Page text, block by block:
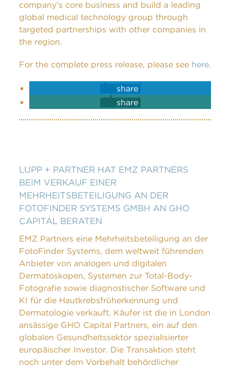
company’s core business and build a leading
global medical technology group through
targeted partnerships with other companies in
the region.
For the complete press release, please see here.
share
share
LUPP + PARTNER HAT EMZ PARTNERS
BEIM VERKAUF EINER
MEHRHEITSBETEILIGUNG AN DER
FOTOFINDER SYSTEMS GMBH AN GHO
CAPITAL BERATEN
EMZ Partners eine Mehrheitsbeteiligung an der
FotoFinder Systems, dem weltweit führenden
Anbieter von analogen und digitalen
Dermatoskopen, Systemen zur Total-Body-
Fotografie sowie diagnostischer Software und
KI für die Hautkrebsfrüherkennung und
Dermatologie verkauft. Käufer ist die in London
ansässige GHO Capital Partners, ein auf den
globalen Gesundheitssektor spezialisierter
europäischer Investor. Die Transaktion steht
noch unter dem Vorbehalt behördlicher